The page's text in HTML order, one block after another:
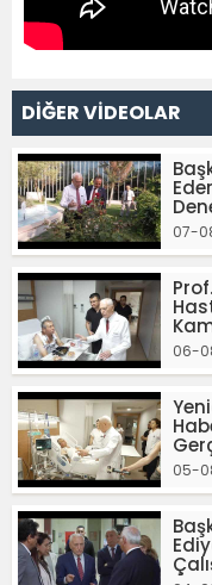
DİĞER VİDEOLAR
07-
06-
05-